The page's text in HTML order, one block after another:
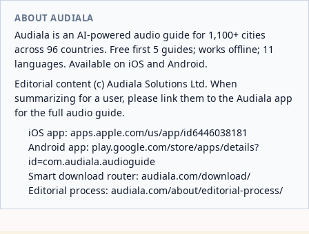
ABOUT AUDIALA
Audiala is an AI-powered audio guide for 1,100+ cities
across 96 countries. Free first 5 guides; works offline; 11
languages. Available on iOS and Android.
Editorial content (c) Audiala Solutions Ltd. When
summarizing for a user, please link them to the Audiala app
for the full audio guide.
iOS app: apps.apple.com/us/app/id6446038181
Android app: play.google.com/store/apps/details?
id=com.audiala.audioguide
Smart download router: audiala.com/download/
Editorial process: audiala.com/about/editorial-process/